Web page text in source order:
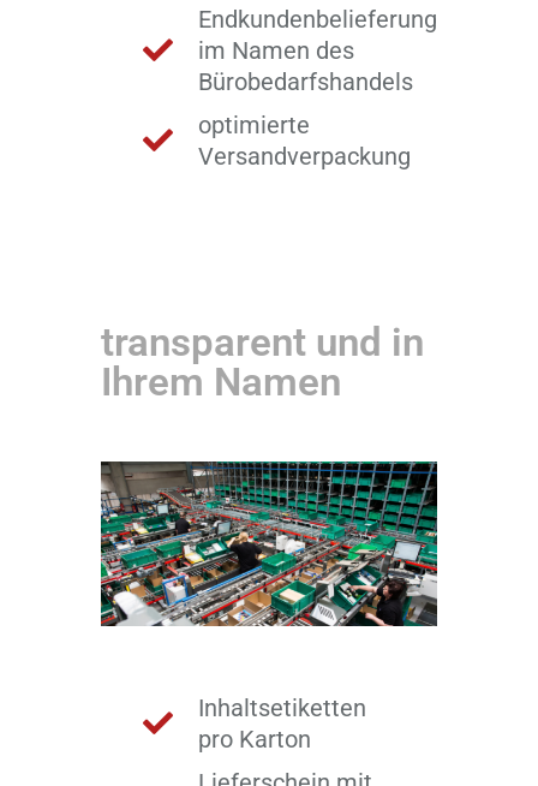
Endkundenbelieferung
im Namen des
Bürobedarfshandels
optimierte
Versandverpackung
transparent und in
Ihrem Namen
Inhaltsetiketten
pro Karton